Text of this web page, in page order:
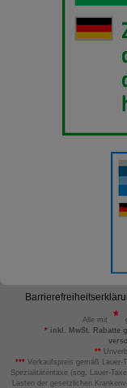
Alle mit
*inkl. MwSt. Rabatte
**
*** Verkaufspreis gemäß Lauer-
Spezialitätentaxe (sog. Lauer-
Lasten der gesetzlichen